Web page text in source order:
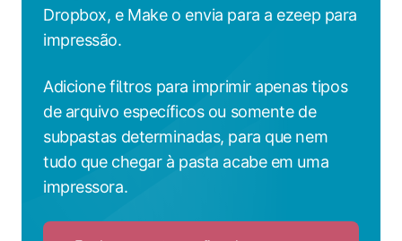
Dropbox, e Make o envia para a ezeep para
impressão.
Adicione filtros para imprimir apenas tipos
de arquivo específicos ou somente de
subpastas determinadas, para que nem
tudo que chegar à pasta acabe em uma
impressora.